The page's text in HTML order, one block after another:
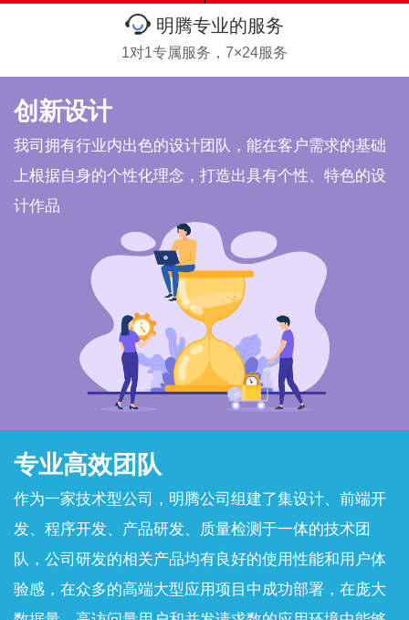
明腾专业的服务
1对1专属服务，7×24服务
创新设计
我司拥有行业内出色的设计团队，能在客户需求的基础
上根据自身的个性化理念，打造出具有个性、特色的设
计作品
专业高效团队
作为一家技术型公司，明腾公司组建了集设计、前端开
发、程序开发、产品研发、质量检测于一体的技术团
队，公司研发的相关产品均有良好的使用性能和用户体
验感，在众多的高端大型应用项目中成功部署，在庞大